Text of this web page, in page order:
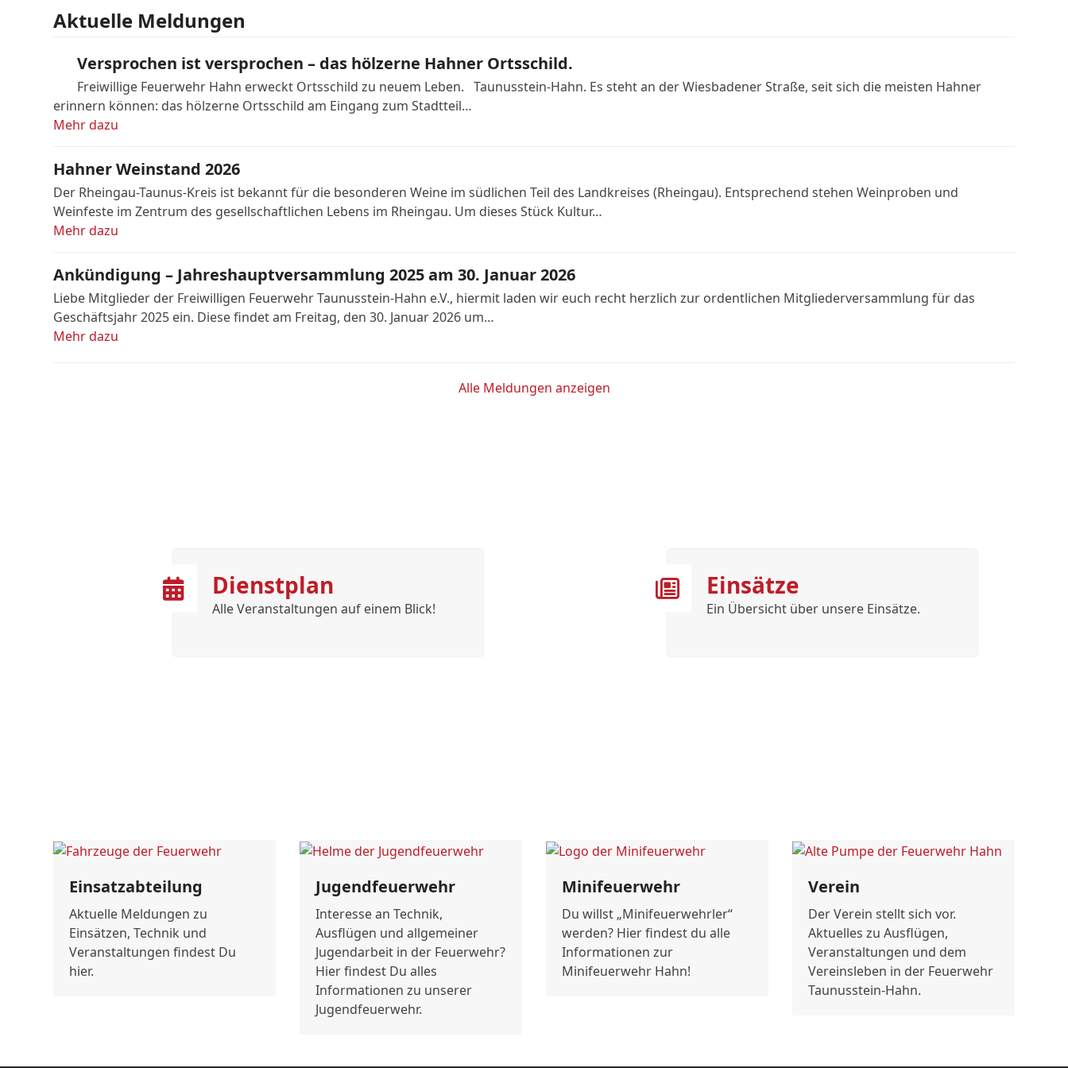
Aktuelle Meldungen
Versprochen ist versprochen – das hölzerne Hahner Ortsschild.
Freiwillige Feuerwehr Hahn erweckt Ortsschild zu neuem Leben. Taunusstein-Hahn. Es steht an der Wiesbadener Straße, seit sich die meisten Hahner
erinnern können: das hölzerne Ortsschild am Eingang zum Stadtteil…
Mehr dazu
Hahner Weinstand 2026
Der Rheingau-Taunus-Kreis ist bekannt für die besonderen Weine im südlichen Teil des Landkreises (Rheingau). Entsprechend stehen Weinproben und
Weinfeste im Zentrum des gesellschaftlichen Lebens im Rheingau. Um dieses Stück Kultur…
Mehr dazu
Ankündigung – Jahreshauptversammlung 2025 am 30. Januar 2026
Liebe Mitglieder der Freiwilligen Feuerwehr Taunusstein-Hahn e.V., hiermit laden wir euch recht herzlich zur ordentlichen Mitgliederversammlung für das
Geschäftsjahr 2025 ein. Diese findet am Freitag, den 30. Januar 2026 um…
Mehr dazu
Alle Meldungen anzeigen
Dienstplan
Alle Veranstaltungen auf einem Blick!
Einsätze
Ein Übersicht über unsere Einsätze.
Einsatzabteilung
Aktuelle Meldungen zu
Einsätzen, Technik und
Veranstaltungen findest Du
hier.
Jugendfeuerwehr
Interesse an Technik,
Ausflügen und allgemeiner
Jugendarbeit in der Feuerwehr?
Hier findest Du alles
Informationen zu unserer
Jugendfeuerwehr.
Minifeuerwehr
Du willst „Minifeuerwehrler“
werden? Hier findest du alle
Informationen zur
Minifeuerwehr Hahn!
Verein
Der Verein stellt sich vor.
Aktuelles zu Ausflügen,
Veranstaltungen und dem
Vereinsleben in der Feuerwehr
Taunusstein-Hahn.